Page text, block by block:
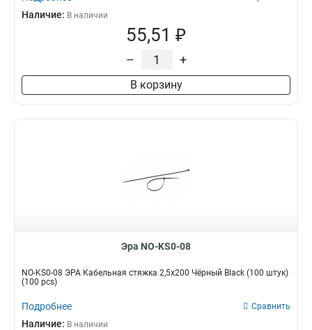
Наличие: В наличии
55,51 ₽
– +
В корзину
Эра NO-KS0-08
NO-KS0-08 ЭРА Кабельная стяжка 2,5х200 Чёрный Black (100 штук)
(100 pcs)
Подробнее Сравнить
Наличие: В наличии